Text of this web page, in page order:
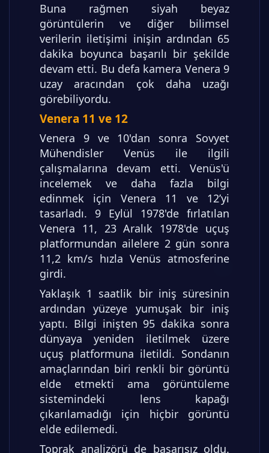
Buna rağmen siyah beyaz
görüntülerin ve diğer bilimsel
verilerin iletişimi inişin ardından 65
dakika boyunca başarılı bir şekilde
devam etti. Bu defa kamera Venera 9
uzay aracından çok daha uzağı
görebiliyordu.
Venera 11 ve 12
Venera 9 ve 10'dan sonra Sovyet
Mühendisler Venüs ile ilgili
çalışmalarına devam etti. Venüs'ü
incelemek ve daha fazla bilgi
edinmek için Venera 11 ve 12’yi
tasarladı. 9 Eylül 1978'de fırlatılan
Venera 11, 23 Aralık 1978'de uçuş
platformundan ailelere 2 gün sonra
11,2 km/s hızla Venüs atmosferine
girdi.
Yaklaşık 1 saatlik bir iniş süresinin
ardından yüzeye yumuşak bir iniş
yaptı. Bilgi inişten 95 dakika sonra
dünyaya yeniden iletilmek üzere
uçuş platformuna iletildi. Sondanın
amaçlarından biri renkli bir görüntü
elde etmekti ama görüntüleme
sistemindeki lens kapağı
çıkarılamadığı için hiçbir görüntü
elde edilemedi.
Toprak analizörü de başarısız oldu.